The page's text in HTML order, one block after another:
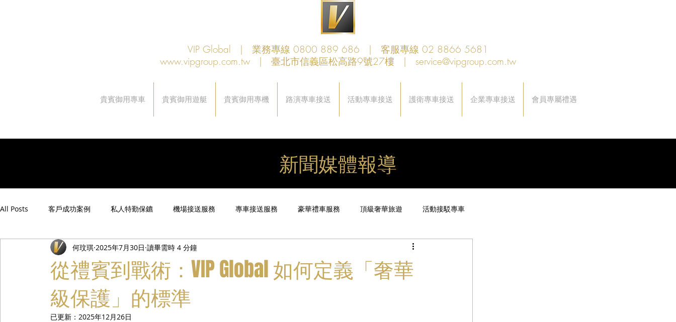
VIP Global | 業務專線 0800 889 686 | 客服專線 02 8866 5681
www.vipgroup.com.tw | 臺北市信義區松高路9號27樓 | service@vipgroup.com.tw
貴賓御用專車 貴賓御用遊艇 貴賓御用專機 路演專車接送 活動專車接送 護衛專車接送 企業專車接送 會員專屬禮遇
新聞媒體報導
All Posts 客戶成功案例 私人特勤保鑣 機場接送服務 專車接送服務 豪華禮車服務 頂級奢華旅遊 活動接駁專車
禮遇通關服務 主管專業司機 活動禮賓接待
從禮賓到戰術：VIP Global 如何定義「奢華
級保護」的標準
何玟琪 2025年7月30日 讀畢需時 4 分鐘
已更新： 2025年12月26日